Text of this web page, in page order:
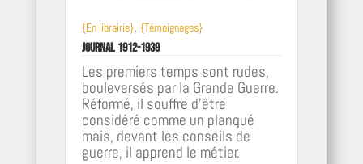
{En librairie}, {Témoignages}
Journal 1912-1939
Les premiers temps sont rudes,
bouleversés par la Grande Guerre.
Réformé, il souffre d’être
considéré comme un planqué
mais, devant les conseils de
guerre, il apprend le métier.